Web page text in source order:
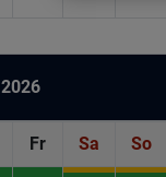
Fr Sa So